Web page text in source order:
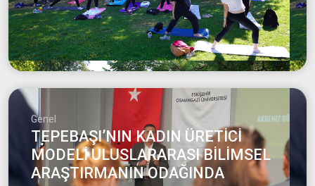
Genel
TEPEBAŞI’NIN KADIN ÜRETİCİ
MODELİ ULUSLARARASI BİLİMSEL
ARAŞTIRMANIN ODAĞINDA